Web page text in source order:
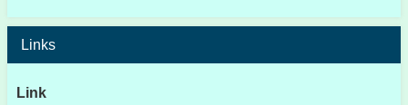
Links
Link